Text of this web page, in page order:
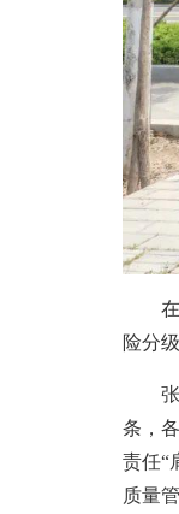
在稼
险分
张云
条，
责任“
质量